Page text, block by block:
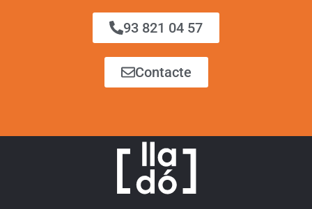
93 821 04 57
Contacte